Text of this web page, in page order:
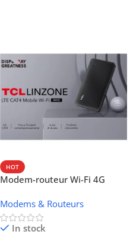
HOT
Modem-routeur Wi-Fi 4G
Modems & Routeurs
In stock